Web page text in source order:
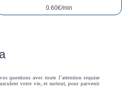
0.60€/min
questions avec toute l’attention requise
votre vie, et surtout, pour parvenir